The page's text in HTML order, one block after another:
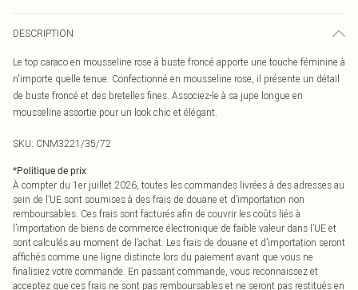
DESCRIPTION
Le top caraco en mousseline rose à buste froncé apporte une touche féminine à
n'importe quelle tenue. Confectionné en mousseline rose, il présente un détail
de buste froncé et des bretelles fines. Associez-le à sa jupe longue en
mousseline assortie pour un look chic et élégant.
SKU: CNM3221/35/72
*Politique de prix
À compter du 1er juillet 2026, toutes les commandes livrées à des adresses au
sein de l’UE sont soumises à des frais de douane et d’importation non
remboursables. Ces frais sont facturés afin de couvrir les coûts liés à
l’importation de biens de commerce électronique de faible valeur dans l’UE et
sont calculés au moment de l’achat. Les frais de douane et d’importation seront
affichés comme une ligne distincte lors du paiement avant que vous ne
finalisiez votre commande. En passant commande, vous reconnaissez et
acceptez que ces frais ne sont pas remboursables et ne seront pas restitués en